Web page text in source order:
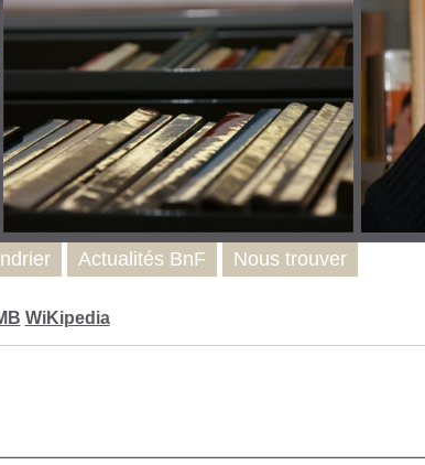
WiKipedia
Actualités BnF Nous trouver